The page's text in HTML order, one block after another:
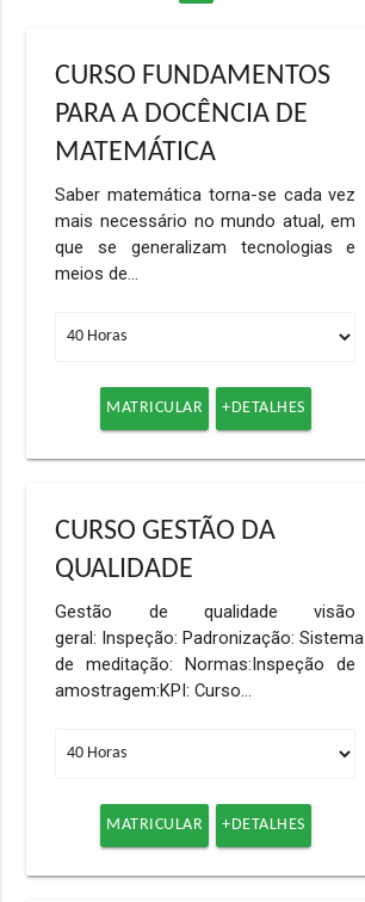
CURSO FUNDAMENTOS
PARA A DOCÊNCIA DE
MATEMÁTICA
Saber matemática torna-se cada vez
mais necessário no mundo atual, em
que se generalizam tecnologias e
meios de…
MATRICULAR +DETALHES
CURSO GESTÃO DA
QUALIDADE
Gestão de qualidade visão
geral: Inspeção: Padronização: Sistema
de meditação: Normas:Inspeção de
amostragem:KPI: Curso…
MATRICULAR +DETALHES